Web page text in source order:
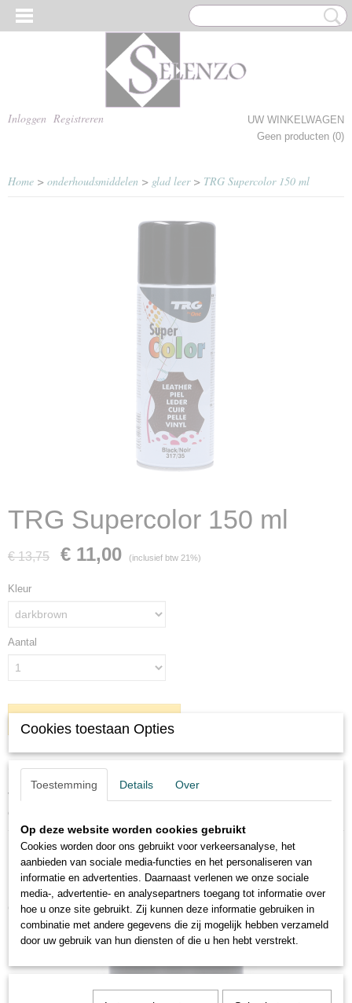
Inloggen Registreren
UW WINKELWAGEN
Geen producten (0)
Home > onderhoudsmiddelen > glad leer> TRG Supercolor 150 ml
TRG Supercolor 150 ml
€ 13,75 € 11,00 (inclusief btw 21%)
Kleur
Aantal
Omschrijving
Verf in een spuitbus. voor het bijwerken of veranderen van de kleur van
een schoen
Ook interessant
Cookies toestaan Opties
Toestemming Details Over
Op deze website worden cookies gebruikt
Cookies worden door ons gebruikt voor verkeersanalyse, het
aanbieden van sociale media-functies en het personaliseren van
informatie en advertenties. Daarnaast verlenen we onze sociale
media-, advertentie- en analysepartners toegang tot informatie over
hoe u onze site gebruikt. Zij kunnen deze informatie gebruiken in
combinatie met andere gegevens die zij mogelijk hebben verzameld
door uw gebruik van hun diensten of die u hen hebt verstrekt.